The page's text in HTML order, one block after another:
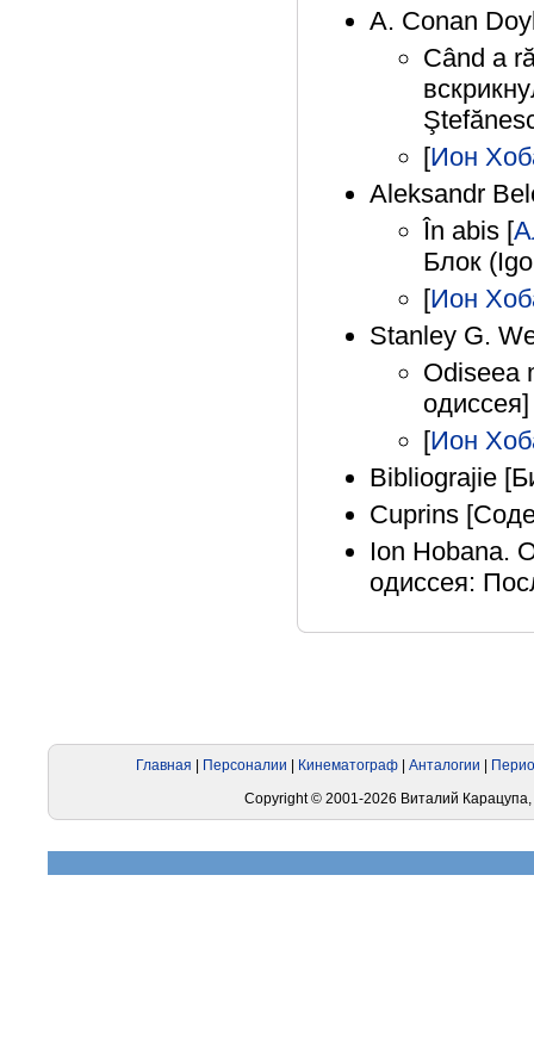
A. Conan
Când a
[Ион
Aleksandr
În abis [
Блок
[Ион
Stanley G.
Odiseea
[Ион
Bibliograjie
Cuprins
Ion Hobana.
одиссея: